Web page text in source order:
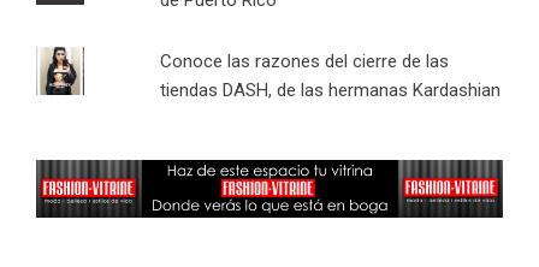
Conoce las razones del cierre de las
tiendas DASH, de las hermanas Kardashian